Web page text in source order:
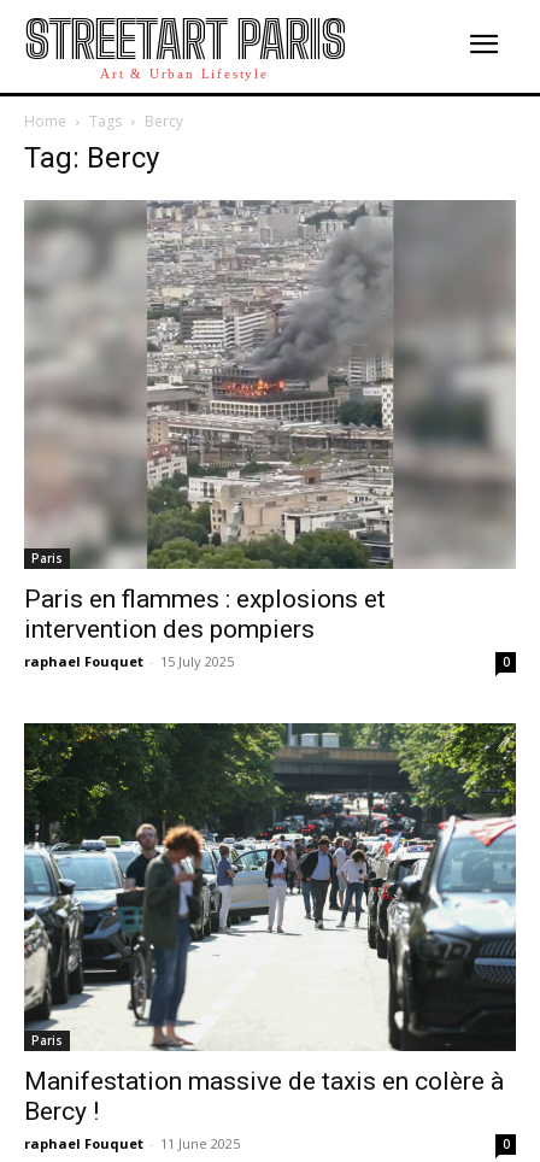
STREETART PARIS
Art & Urban Lifestyle
Home Tags Bercy
Tag: Bercy
Paris
Paris en flammes : explosions et
intervention des pompiers
raphael Fouquet - 15 July 2025 0
Paris
Manifestation massive de taxis en colère à
Bercy !
raphael Fouquet - 11 June 2025 0